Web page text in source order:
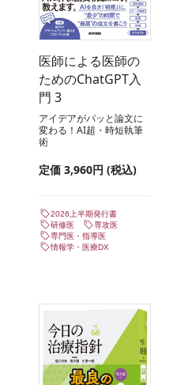
医師による医師の
ためのChatGPT入
門 3
アイデアがパッと論文に
変わる！AI超・時短執筆
術
定価 3,960円 (税込)
2026上半期発行書
研修医
専攻医
専門医・指導医
情報学・医療DX